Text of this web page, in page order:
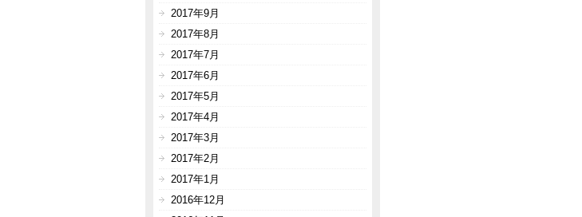
2017年9月
2017年8月
2017年7月
2017年6月
2017年5月
2017年4月
2017年3月
2017年2月
2017年1月
2016年12月